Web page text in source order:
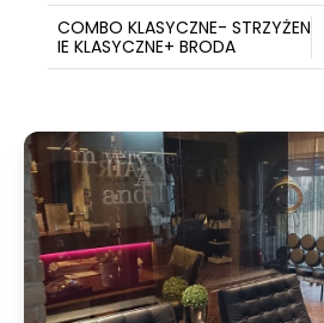
COMBO KLASYCZNE- STRZYŻEN
IE KLASYCZNE+ BRODA